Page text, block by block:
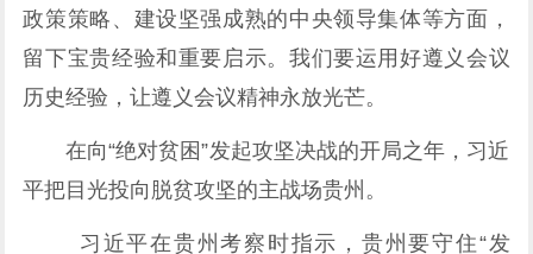
政策策略、建设坚强成熟的中央领导集体等方面，
留下宝贵经验和重要启示。我们要运用好遵义会议
历史经验，让遵义会议精神永放光芒。
在向“绝对贫困”发起攻坚决战的开局之年，习近
平把目光投向脱贫攻坚的主战场贵州。
习近平在贵州考察时指示，贵州要守住“发